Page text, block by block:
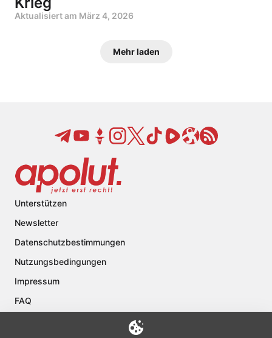
Aktualisiert am März 4, 2026
Mehr laden
Unterstützen
Newsletter
Datenschutzbestimmungen
Nutzungsbedingungen
Impressum
FAQ